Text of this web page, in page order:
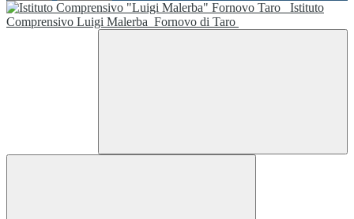
Istituto
Comprensivo Luigi Malerba Fornovo di Taro